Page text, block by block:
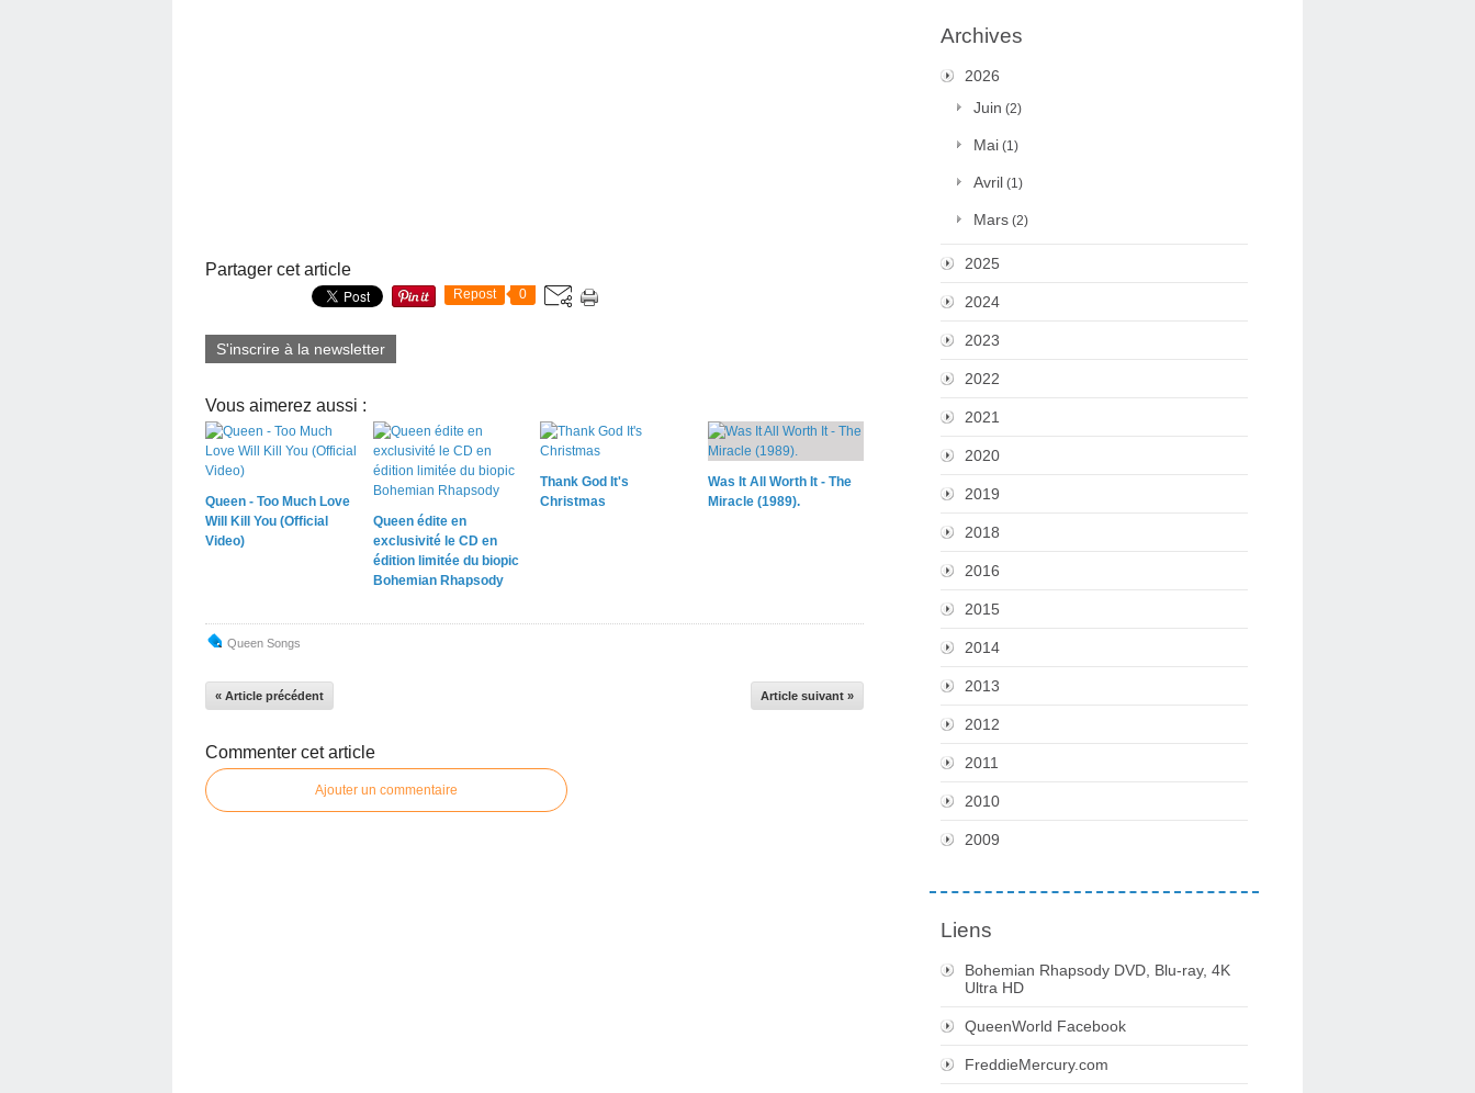
Partager cet article
Repost 0
S'inscrire à la newsletter
Vous aimerez aussi :
Queen - Too Much Love
Will Kill You (Official
Video)
Queen édite en
exclusivité le CD en
édition limitée du biopic
Bohemian Rhapsody
Thank God It's
Christmas
Was It All Worth It - The
Miracle (1989).
Queen Songs
« Article précédent Article suivant »
Commenter cet article
Ajouter un commentaire
Archives
2026
Juin (2)
Mai (1)
Avril (1)
Mars (2)
2025
2024
2023
2022
2021
2020
2019
2018
2016
2015
2014
2013
2012
2011
2010
2009
Liens
Bohemian Rhapsody DVD, Blu-ray, 4K
Ultra HD
QueenWorld Facebook
FreddieMercury.com